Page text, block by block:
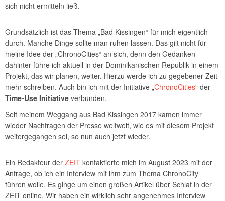
sich nicht ermitteln ließ.
Grundsätzlich ist das Thema „Bad Kissingen“ für mich eigentlich
durch. Manche Dinge sollte man ruhen lassen. Das gilt nicht für
meine Idee der „ChronoCities“ an sich, denn den Gedanken
dahinter führe ich aktuell in der Dominikanischen Republik in einem
Projekt, das wir planen, weiter. Hierzu werde ich zu gegebener Zeit
mehr schreiben. Auch bin ich mit der Initiative „ChronoCities“ der
Time-Use Initiative verbunden.
Seit meinem Weggang aus Bad Kissingen 2017 kamen immer
wieder Nachfragen der Presse weltweit, wie es mit diesem Projekt
weitergegangen sei, so nun auch jetzt wieder.
Ein Redakteur der ZEIT kontaktierte mich im August 2023 mit der
Anfrage, ob ich ein Interview mit ihm zum Thema ChronoCity
führen wolle. Es ginge um einen großen Artikel über Schlaf in der
ZEIT online. Wir haben ein wirklich sehr angenehmes Interview